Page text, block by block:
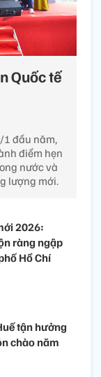
Quốc tế
đầu năm,
điểm hẹn
nước và
lượng mới.
2026:
ràng ngập
Hồ Chí
tận hưởng
chào năm